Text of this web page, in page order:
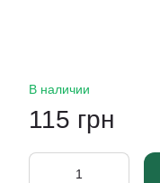
В наличии
115 грн